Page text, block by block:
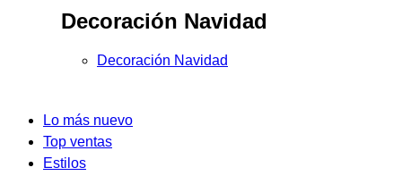
Decoración Navidad
Decoración Navidad
Lo más nuevo
Top ventas
Estilos